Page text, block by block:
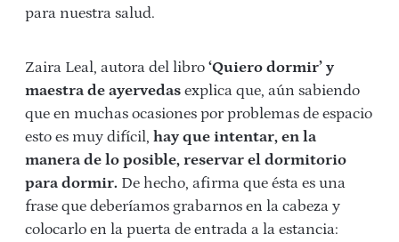
para nuestra salud.
Zaira Leal, autora del libro ‘Quiero dormir’ y
maestra de ayervedas explica que, aún sabiendo
que en muchas ocasiones por problemas de espacio
esto es muy difícil, hay que intentar, en la
manera de lo posible, reservar el dormitorio
para dormir. De hecho, afirma que ésta es una
frase que deberíamos grabarnos en la cabeza y
colocarlo en la puerta de entrada a la estancia: